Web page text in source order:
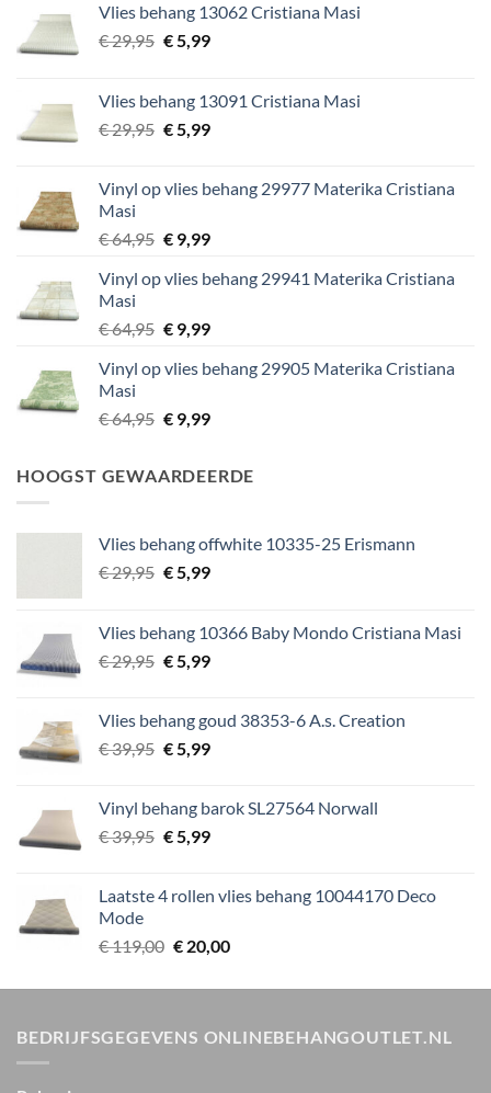
Vlies behang 13062 Cristiana Masi
€29,95 Oorspronkelijke
€ 29,95.
€5,99Huidige
€ 5,99.
Vlies behang 13091 Cristiana Masi
€29,95 Oorspronkelijke
€ 29,95.
€5,99Huidige
€ 5,99.
Vinyl op vlies behang 29977 Materika Cristiana
Masi
€64,95 Oorspronkelijke
was:
€9,99Huidige
is:
Vinyl op vlies behang 29941 Materika Cristiana
Masi
€64,95 Oorspronkelijke
was:
€9,99Huidige
is:
Vinyl op vlies behang 29905 Materika Cristiana
Masi
€64,95 Oorspronkelijke
€ 64,95.
€9,99Huidige
€ 9,99.
HOOGST GEWAARDEERDE
Vlies behang offwhite 10335-25 Erismann
€29,95 Oorspronkelijke
€ 29,95.
€5,99Huidige
€ 5,99.
Vlies behang 10366 Baby Mondo Cristiana Masi
€29,95 Oorspronkelijke
€ 29,95.
€5,99Huidige
€ 5,99.
Vlies behang goud 38353-6 A.s. Creation
€39,95 Oorspronkelijke
€ 39,95.
€5,99Huidige
€ 5,99.
Vinyl behang barok SL27564 Norwall
€39,95 Oorspronkelijke
€ 39,95.
€5,99Huidige
€ 5,99.
Laatste 4 rollen vlies behang 10044170 Deco
Mode
€119,00 Oorspronkelijke
was:
€20,00Huidige
is:
BEDRIJFSGEGEVENS ONLINEBEHANGOUTLET.NL